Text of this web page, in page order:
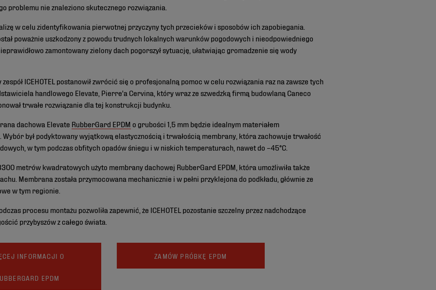
problemu nie znaleziono skutecznego rozwiązania.
w celu zidentyfikowania pierwotnej przyczyny tych przecieków i sposobów ich zapobiegania.
poważnie uszkodzony z powodu trudnych lokalnych warunków pogodowych i nieodpowiedniego
zamontowany zielony dach pogorszył sytuację, ułatwiając gromadzenie się wody
ICEHOTEL postanowił zwrócić się o profesjonalną pomoc w celu rozwiązania raz na zawsze tych
handlowego Elevate, Pierre'a Cervina, który wraz ze szwedzką firmą budowlaną Caneco
trwałe rozwiązanie dla tej konstrukcji budynku.
dachowa Elevate RubberGard EPDM o grubości 1,5 mm będzie idealnym materiałem
był podyktowany wyjątkową elastycznością i trwałością membrany, która zachowuje trwałość
w tym podczas obfitych opadów śniegu i w niskich temperaturach, nawet do –45°C.
metrów kwadratowych użyto membrany dachowej RubberGard EPDM, która umożliwiła także
Membrana została przymocowana mechanicznie i w pełni przyklejona do podkładu, głównie ze
w tym regionie.
procesu montażu pozwoliła zapewnić, że ICEHOTEL pozostanie szczelny przez nadchodzące
przybyszów z całego świata.
INFORMACJI O
EPDM
ZAMÓW PRÓBKĘ EPDM